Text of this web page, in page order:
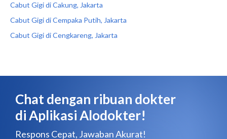
Cabut Gigi di Cakung, Jakarta
Cabut Gigi di Cempaka Putih, Jakarta
Cabut Gigi di Cengkareng, Jakarta